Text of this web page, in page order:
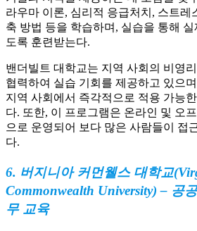
라우마 이론, 심리적 응급처치, 스트레
축 방법 등을 학습하며, 실습을 통해
도록 훈련받는다.
밴더빌트 대학교는 지역 사회의 비영
협력하여 실습 기회를 제공하고 있으
지역 사회에서 즉각적으로 적용 가능
다. 또한, 이 프로그램은 온라인 및 오
으로 운영되어 보다 많은 사람들이 접
다.
6. 버지니아 커먼웰스 대학교
Commonwealth University) – 공
무 교육